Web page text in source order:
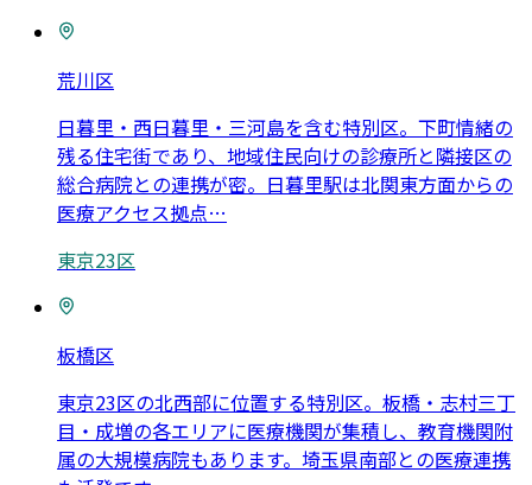
荒川区
日暮里・西日暮里・三河島を含む特別区。下町情緒の
残る住宅街であり、地域住民向けの診療所と隣接区の
総合病院との連携が密。日暮里駅は北関東方面からの
医療アクセス拠点…
東京23区
板橋区
東京23区の北西部に位置する特別区。板橋・志村三丁
目・成増の各エリアに医療機関が集積し、教育機関附
属の大規模病院もあります。埼玉県南部との医療連携